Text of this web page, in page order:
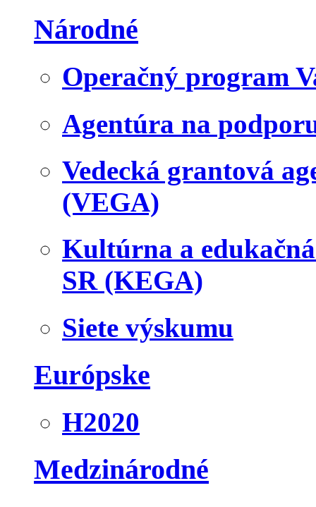
Národné
Operačný program
Agentúra na
Vedecká grantová
(VEGA)
Kultúrna a
SR (KEGA)
Siete výskumu
Európske
H2020
Medzinárodné